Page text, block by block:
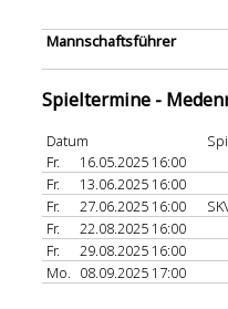
Mannschaftsführer
Spieltermine -
Datum
Fr.
16.05.2025 16:00
Fr.
13.06.2025 16:00
Fr.
27.06.2025 16:00
Fr.
22.08.2025 16:00
Fr.
29.08.2025 16:00
Mo. 08.09.2025 17:00